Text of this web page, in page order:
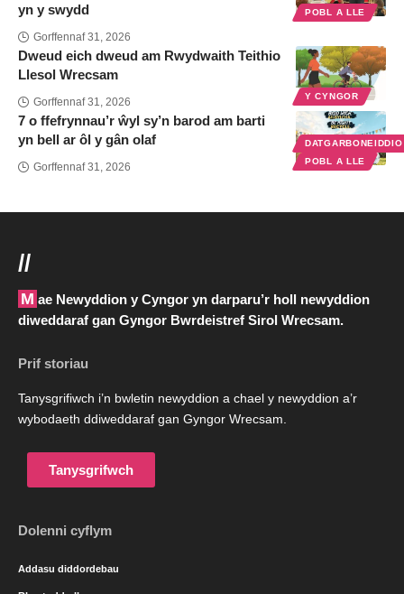
POBL A LLE
yn y swydd
Gorffennaf 31, 2026
Y CYNGOR
Dweud eich dweud am Rwydwaith Teithio
Llesol Wrecsam
Gorffennaf 31, 2026
POBL A LLE
7 o ffefrynnau’r ŵyl sy’n barod am barti
yn bell ar ôl y gân olaf
Gorffennaf 31, 2026
//
Mae Newyddion y Cyngor yn darparu’r holl newyddion
diweddaraf gan Gyngor Bwrdeistref Sirol Wrecsam.
Prif storiau
Tanysgrifiwch i’n bwletin newyddion a chael y newyddion a’r
wybodaeth ddiweddaraf gan Gyngor Wrecsam.
Tanysgrifwch
Dolenni cyflym
Addasu diddordebau